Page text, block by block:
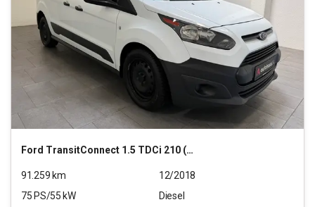
Ford TransitConnect 1.5 TDCi 210 (L2)
91.259 km
12/2018
75 PS/55 kW Diesel